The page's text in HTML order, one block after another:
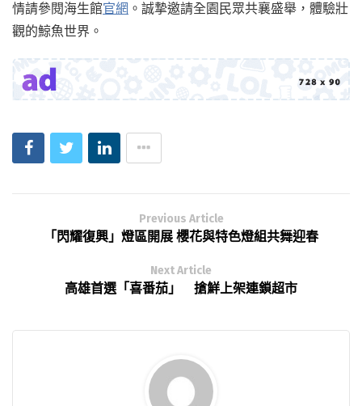
情請參閱海生館官網 。誠摯邀請全園民眾共襄盛舉，體驗壯
觀的鯨魚世界。
Previous Article
「閃耀復興」燈區開展 櫻花與特色燈組共舞迎春
Next Article
高雄首選「喜番茄」 搶鮮上架連鎖超市